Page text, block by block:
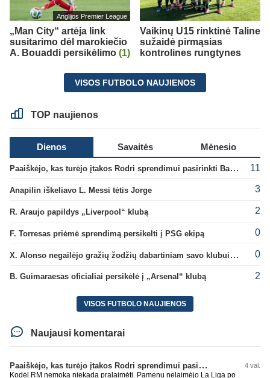
Anglijos Premier League
„Man City“ artėja link
susitarimo dėl marokiečio
A. Bouaddi persikėlimo (1)
Vaikinų U15 rinktinė Taline
sužaidė pirmąsias
kontrolines rungtynes
VISOS FUTBOLO NAUJIENOS
TOP naujienos
Dienos Savaitės Mėnesio
Paaiškėjo, kas turėjo įtakos Rodri sprendimui pasirinkti Barselonos pusę 11
Anapilin iškeliavo L. Messi tėtis Jorge 3
R. Araujo papildys „Liverpool“ klubą 2
F. Torresas priėmė sprendimą persikelti į PSG ekipą 0
X. Alonso negailėjo gražių žodžių dabartiniam savo klubui „Chelsea“ 0
B. Guimaraesas oficialiai persikėlė į „Arsenal“ klubą 2
VISOS FUTBOLO NAUJIENOS
Naujausi komentarai
Paaiškėjo, kas turėjo įtakos Rodri sprendimui pasirinkti Barselonos pusę 4 val.
Kodėl RM nemoka niekada pralaimėti. Pamenu nelaimėjo La Liga po